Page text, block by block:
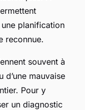
planification
reconnue.
souvent à
mauvaise
Pour y
un diagnostic